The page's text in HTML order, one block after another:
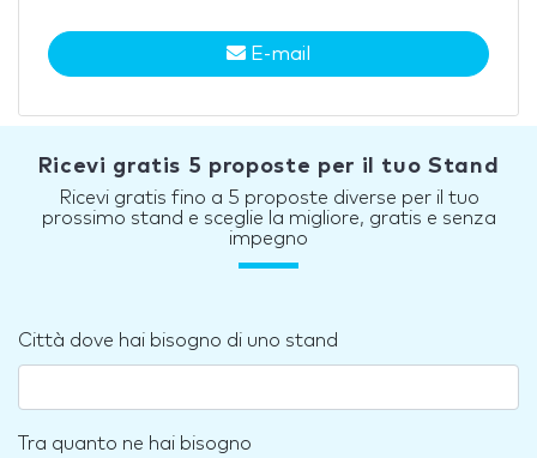
E-mail
Ricevi gratis 5 proposte per il tuo Stand
Ricevi gratis fino a 5 proposte diverse per il tuo
prossimo stand e sceglie la migliore, gratis e senza
impegno
Città dove hai bisogno di uno stand
Tra quanto ne hai bisogno